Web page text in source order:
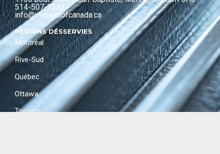
514-507-3332
info@metalroofcanada.ca
RÉGIONS DÉSSERVIES
Montréal
Rive-Sud
Québec
Ottawa
Toronto